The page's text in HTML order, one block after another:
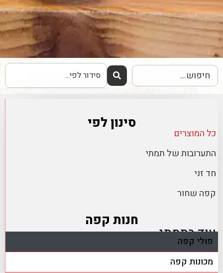
סינון לפי
כל המוצרים
התערובות של תמתי
חד זני
קפה שחור
חנות קפה
פולי קפה
מכונות קפה
עוד בתמתי